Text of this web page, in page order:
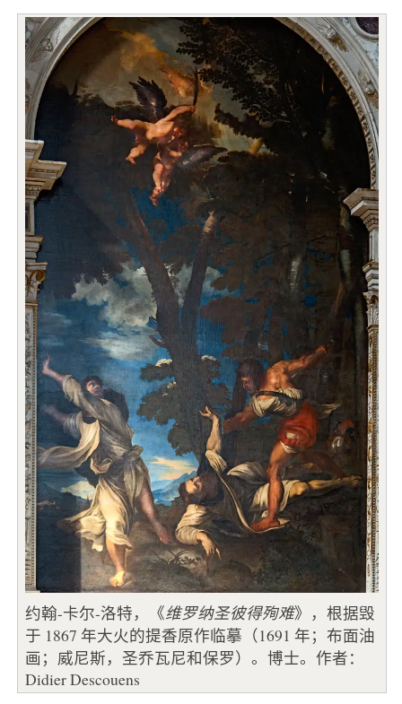
约翰-卡尔-洛特，《维罗纳圣彼得殉难》，根据毁
于 1867 年大火的提香原作临摹（1691 年；布面油
画；威尼斯，圣乔瓦尼和保罗）。博士。作者：
Didier Descouens